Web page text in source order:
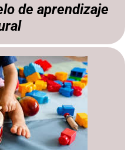
de aprendizaje